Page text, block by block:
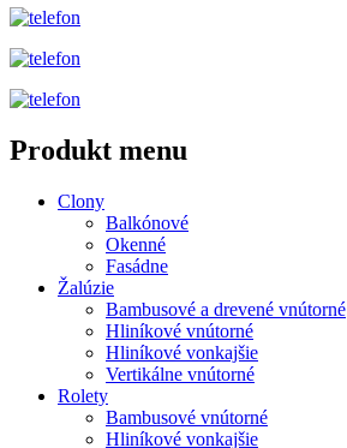
Produkt menu
Clony
Balkónové
Okenné
Fasádne
Žalúzie
Bambusové a drevené vnútorné
Hliníkové vnútorné
Hliníkové vonkajšie
Vertikálne vnútorné
Rolety
Bambusové vnútorné
Hliníkové vonkajšie